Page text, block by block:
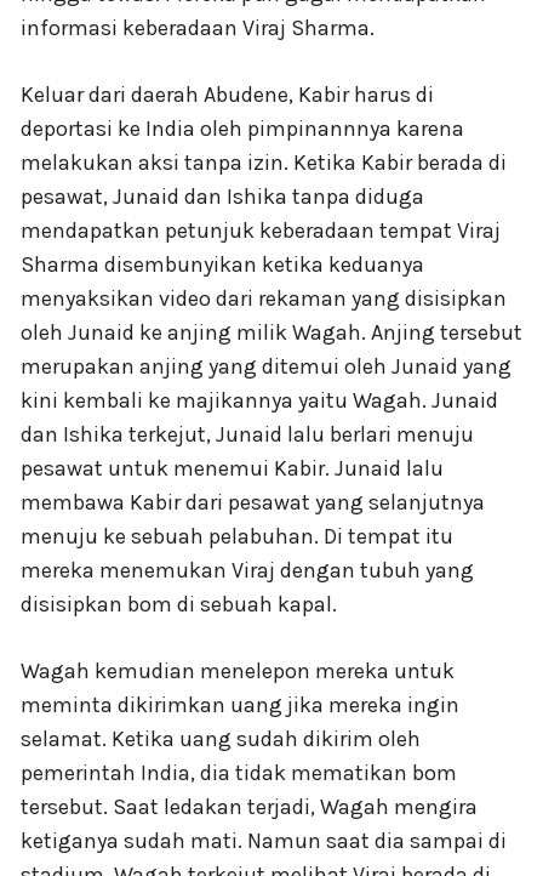
informasi keberadaan Viraj Sharma.
Keluar dari daerah Abudene, Kabir harus di
deportasi ke India oleh pimpinannnya karena
melakukan aksi tanpa izin. Ketika Kabir berada di
pesawat, Junaid dan Ishika tanpa diduga
mendapatkan petunjuk keberadaan tempat Viraj
Sharma disembunyikan ketika keduanya
menyaksikan video dari rekaman yang disisipkan
oleh Junaid ke anjing milik Wagah. Anjing tersebut
merupakan anjing yang ditemui oleh Junaid yang
kini kembali ke majikannya yaitu Wagah. Junaid
dan Ishika terkejut, Junaid lalu berlari menuju
pesawat untuk menemui Kabir. Junaid lalu
membawa Kabir dari pesawat yang selanjutnya
menuju ke sebuah pelabuhan. Di tempat itu
mereka menemukan Viraj dengan tubuh yang
disisipkan bom di sebuah kapal.
Wagah kemudian menelepon mereka untuk
meminta dikirimkan uang jika mereka ingin
selamat. Ketika uang sudah dikirim oleh
pemerintah India, dia tidak mematikan bom
tersebut. Saat ledakan terjadi, Wagah mengira
ketiganya sudah mati. Namun saat dia sampai di